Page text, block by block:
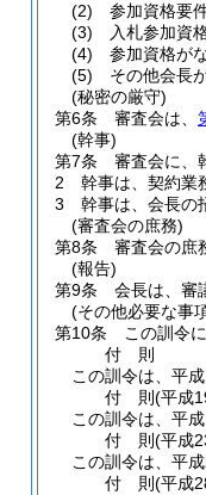
(2)
参加資格要
(3)
入札参加資
(4)
参加資格が
(5)
その他会長
(秘密の厳守)
第6条
審査会は、
(幹事)
第7条
審査会に、
2
幹事は、契約業
3
幹事は、会長の
(審査会の庶務)
第8条
審査会の庶
(報告)
第9条
会長は、審
(その他必要な事
第10条
この訓令
付 則
この訓令は、平
付 則(平成
この訓令は、平
付 則(平成
この訓令は、平
付 則(平成